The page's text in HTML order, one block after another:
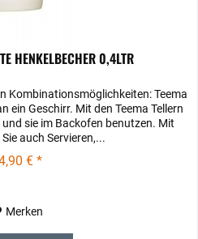
HENKELBECHER 0,4LTR
Kombinationsmöglichkeiten: Teema
ein Geschirr. Mit den Teema­ Tellern
und sie im Backofen benutzen. Mit
auch Servieren,...
€ *
Merken